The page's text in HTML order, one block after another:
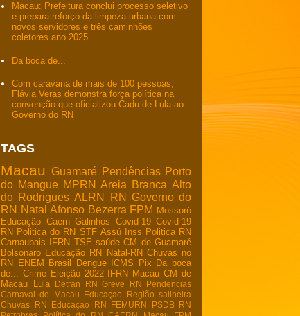
Macau: Prefeitura conclui processo seletivo
e prepara reforço da limpeza urbana com
novos servidores e três caminhões
coletores ano 2025
Da boca de...
Com caravana de mais de 100 pessoas,
Flávia Veras demonstra força política na
convenção que oficializou Cadu de Lula ao
Governo do RN
TAGS
Macau Guamaré Pendências Porto
do Mangue MPRN Areia Branca Alto
do Rodrigues ALRN RN
Governo do
RN Natal Afonso Bezerra FPM Mossoró
Educação Caern Galinhos Covid-19 Covid-19
RN Politica do RN STF Assú Inss Politica RN
Carnaubais
IFRN TSE saúde CM de Guamaré
Bolsonaro Educação RN Natal-RN Chuvas no
RN
ENEM Brasil Dengue ICMS Pix Da boca
de...
Crime Eleição 2022 IFRN Macau CM de
Macau
Lula Detran RN Greve RN
Pendencias
Carnaval de Macau
Educaçao
Região salineira
Chuvas RN
Educaçao RN FEMURN
PSDB RN